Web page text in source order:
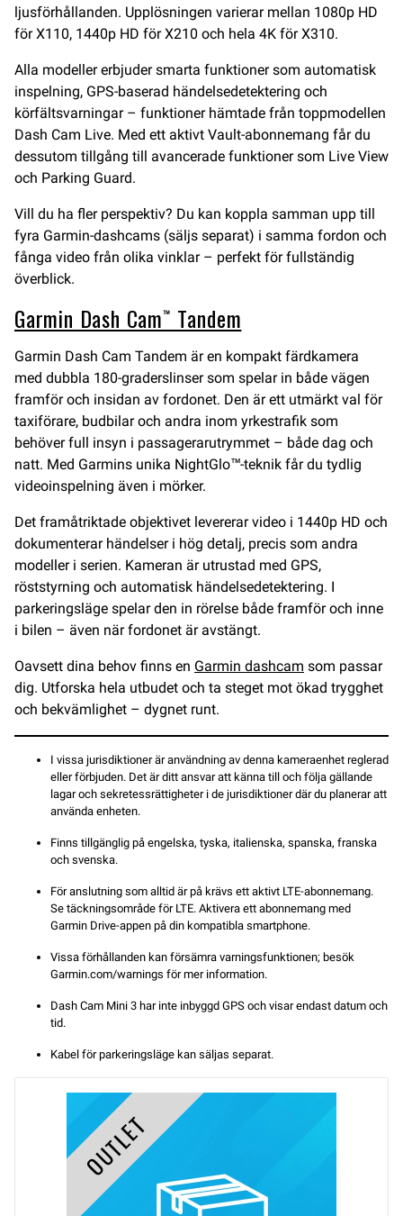
ljusförhållanden. Upplösningen varierar mellan 1080p HD
för X110, 1440p HD för X210 och hela 4K för X310.
Alla modeller erbjuder smarta funktioner som automatisk
inspelning, GPS-baserad händelsedetektering och
körfältsvarningar – funktioner hämtade från toppmodellen
Dash Cam Live. Med ett aktivt Vault-abonnemang får du
dessutom tillgång till avancerade funktioner som Live View
och Parking Guard.
Vill du ha fler perspektiv? Du kan koppla samman upp till
fyra Garmin-dashcams (säljs separat) i samma fordon och
fånga video från olika vinklar – perfekt för fullständig
överblick.
Garmin Dash Cam™ Tandem
Garmin Dash Cam Tandem är en kompakt färdkamera
med dubbla 180-graderslinser som spelar in både vägen
framför och insidan av fordonet. Den är ett utmärkt val för
taxiförare, budbilar och andra inom yrkestrafik som
behöver full insyn i passagerarutrymmet – både dag och
natt. Med Garmins unika NightGlo™-teknik får du tydlig
videoinspelning även i mörker.
Det framåtriktade objektivet levererar video i 1440p HD och
dokumenterar händelser i hög detalj, precis som andra
modeller i serien. Kameran är utrustad med GPS,
röststyrning och automatisk händelsedetektering. I
parkeringsläge spelar den in rörelse både framför och inne
i bilen – även när fordonet är avstängt.
Oavsett dina behov finns en Garmin dashcam som passar
dig. Utforska hela utbudet och ta steget mot ökad trygghet
och bekvämlighet – dygnet runt.
I vissa jurisdiktioner är användning av denna kameraenhet reglerad
eller förbjuden. Det är ditt ansvar att känna till och följa gällande
lagar och sekretessrättigheter i de jurisdiktioner där du planerar att
använda enheten.
Finns tillgänglig på engelska, tyska, italienska, spanska, franska
och svenska.
För anslutning som alltid är på krävs ett aktivt LTE-abonnemang.
Se täckningsområde för LTE. Aktivera ett abonnemang med
Garmin Drive-appen på din kompatibla smartphone.
Vissa förhållanden kan försämra varningsfunktionen; besök
Garmin.com/warnings för mer information.
Dash Cam Mini 3 har inte inbyggd GPS och visar endast datum och
tid.
Kabel för parkeringsläge kan säljas separat.
OUTLET